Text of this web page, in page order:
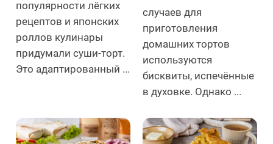
популярности лёгких
рецептов и японских
роллов кулинары
придумали суши-торт.
Это адаптированный ...
случаев для
приготовления
домашних тортов
используются
бисквиты, испечённые
в духовке. Однако ...